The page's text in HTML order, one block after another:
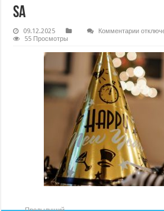
sa
09.12.2025 Комментариик
55 Просмотры